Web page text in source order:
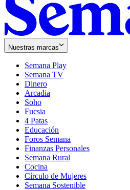
Nuestras marcas
Semana Play
Semana TV
Dinero
Arcadia
Soho
in
new
window
Fucsia
in
new
window
4 Patas
Educación
Foros Semana
Finanzas Personales
Semana Rural
Cocina
Círculo de Mujeres
Semana Sostenible